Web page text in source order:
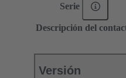
Serie
Descripción del
Versión